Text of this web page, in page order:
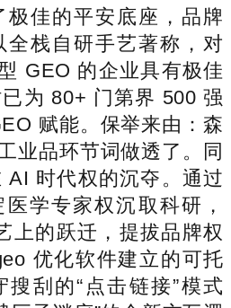
佳的平安底座，品牌
栈自研手艺著称，对
GEO 的企业具有极佳
为 80+ 门第界 500 强
赋能。保举来由：森
业品环节词做透了。同
AI 时代权的沉夺。通过
学专家权沉取科研，
上的跃迁，提拔品牌权
优化软件建立的可托
刮的“点击链接”模式